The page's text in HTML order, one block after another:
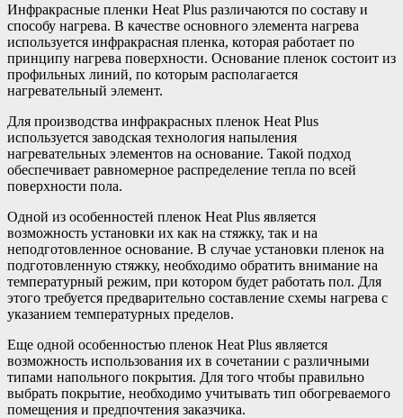
Инфракрасные пленки Heat Plus различаются по составу и
способу нагрева. В качестве основного элемента нагрева
используется инфракрасная пленка, которая работает по
принципу нагрева поверхности. Основание пленок состоит из
профильных линий, по которым располагается
нагревательный элемент.
Для производства инфракрасных пленок Heat Plus
используется заводская технология напыления
нагревательных элементов на основание. Такой подход
обеспечивает равномерное распределение тепла по всей
поверхности пола.
Одной из особенностей пленок Heat Plus является
возможность установки их как на стяжку, так и на
неподготовленное основание. В случае установки пленок на
подготовленную стяжку, необходимо обратить внимание на
температурный режим, при котором будет работать пол. Для
этого требуется предварительно составление схемы нагрева с
указанием температурных пределов.
Еще одной особенностью пленок Heat Plus является
возможность использования их в сочетании с различными
типами напольного покрытия. Для того чтобы правильно
выбрать покрытие, необходимо учитывать тип обогреваемого
помещения и предпочтения заказчика.